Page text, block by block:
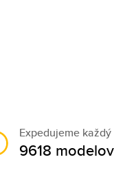
Expedujeme
9618